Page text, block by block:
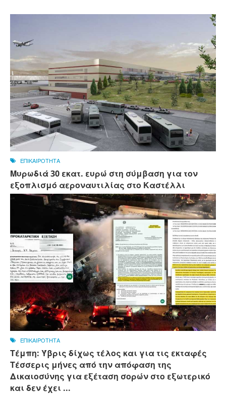
ΕΠΙΚΑΙΡΟΤΗΤΑ
Μυρωδιά 30 εκατ. ευρώ στη σύμβαση για τον
εξοπλισμό αεροναυτιλίας στο Καστέλλι
ΕΠΙΚΑΙΡΟΤΗΤΑ
Τέμπη: Ύβρις δίχως τέλος και για τις εκταφές
Τέσσερις μήνες από την απόφαση της
Δικαιοσύνης για εξέταση σορών στο εξωτερικό
και δεν έχει ...